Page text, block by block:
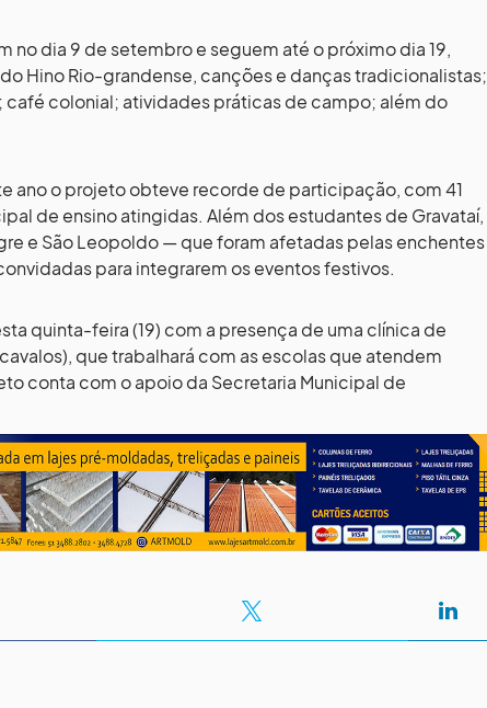
no dia 9 de setembro e seguem até o próximo dia 19,
Hino Rio-grandense, canções e danças tradicionalistas;
café colonial; atividades práticas de campo; além do
ano o projeto obteve recorde de participação, com 41
de ensino atingidas. Além dos estudantes de Gravataí,
e São Leopoldo — que foram afetadas pelas enchentes
para integrarem os eventos festivos.
quinta-feira (19) com a presença de uma clínica de
que trabalhará com as escolas que atendem
conta com o apoio da Secretaria Municipal de